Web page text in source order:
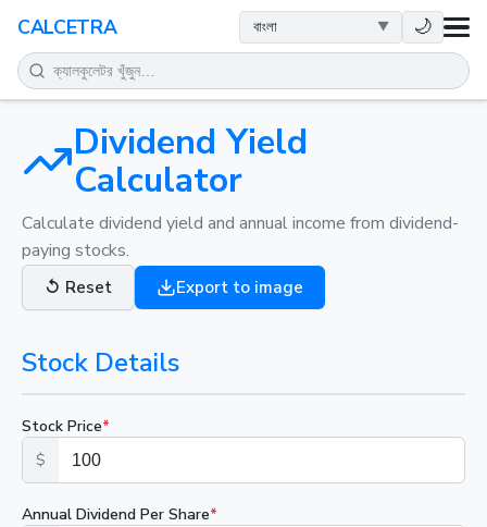
CALCETRA 🌙
গণিত
রূপান্তর
দৈনন্দিন
অন्যান্য সরঞ্জাম
Dividend Yield
Calculator
Calculate dividend yield and annual income from dividend-
paying stocks.
↺ Reset Export to image
Stock Details
Stock Price*
$
Annual Dividend Per Share*